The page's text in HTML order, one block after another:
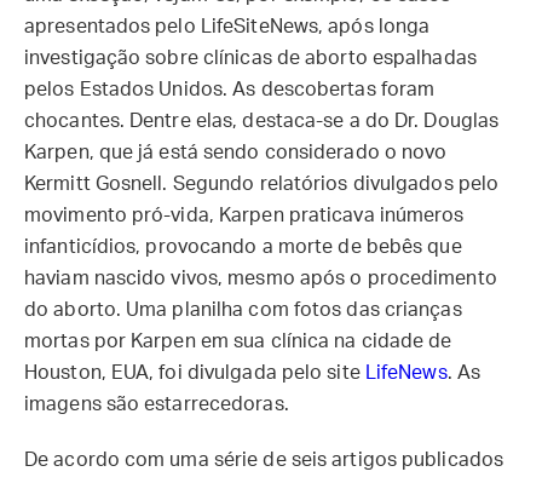
apresentados pelo LifeSiteNews, após longa
investigação sobre clínicas de aborto espalhadas
pelos Estados Unidos. As descobertas foram
chocantes. Dentre elas, destaca-se a do Dr. Douglas
Karpen, que já está sendo considerado o novo
Kermitt Gosnell. Segundo relatórios divulgados pelo
movimento pró-vida, Karpen praticava inúmeros
infanticídios, provocando a morte de bebês que
haviam nascido vivos, mesmo após o procedimento
do aborto. Uma planilha com fotos das crianças
mortas por Karpen em sua clínica na cidade de
Houston, EUA, foi divulgada pelo site
LifeNews. As
imagens são estarrecedoras.
De acordo com uma série de seis artigos publicados